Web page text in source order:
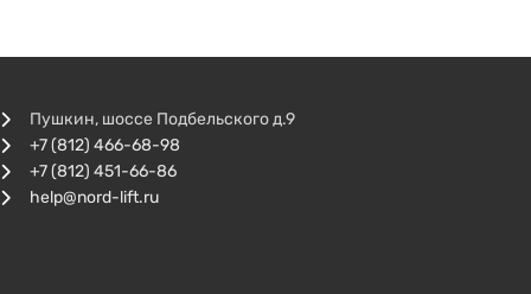
Пушкин, шоссе Подбельского д.9
+7 (812) 466-68-98
+7 (812) 451-66-86
help@nord-lift.ru